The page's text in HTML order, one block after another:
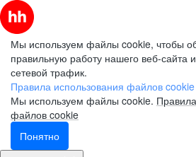
Мы используем файлы cookie, чтобы
правильную работу нашего веб-сайта
сетевой трафик.
Правила использования файлов cookie
Мы используем файлы cookie.
файлов cookie
Понятно